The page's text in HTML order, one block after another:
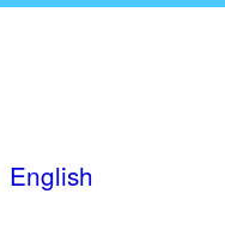
English